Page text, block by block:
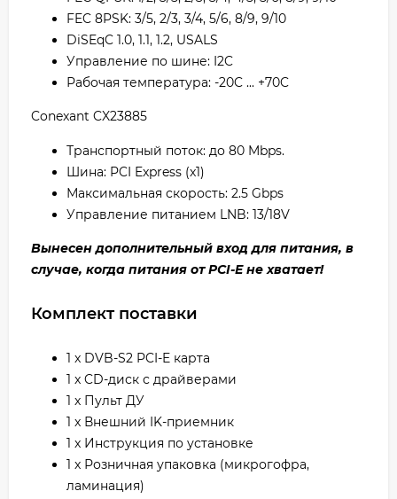
FEC 8PSK: 3/5, 2/3, 3/4, 5/6, 8/9, 9/10
DiSEqC 1.0, 1.1, 1.2, USALS
Управление по шине: I2C
Рабочая температура: -20C ... +70C
Conexant CX23885
Транспортный поток: до 80 Mbps.
Шина: PCI Express (x1)
Максимальная скорость: 2.5 Gbps
Управление питанием LNB: 13/18V
Вынесен дополнительный вход для питания, в
случае, когда питания от PCI-E не хватает!
Комплект поставки
1 x DVB-S2 PCI-E карта
1 x CD-диск с драйверами
1 x Пульт ДУ
1 x Внешний IK-приемник
1 x Инструкция по установке
1 x Розничная упаковка (микрогофра,
ламинация)